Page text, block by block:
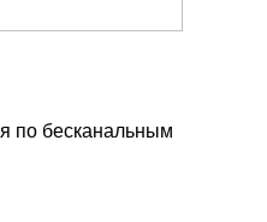
по бесканальным